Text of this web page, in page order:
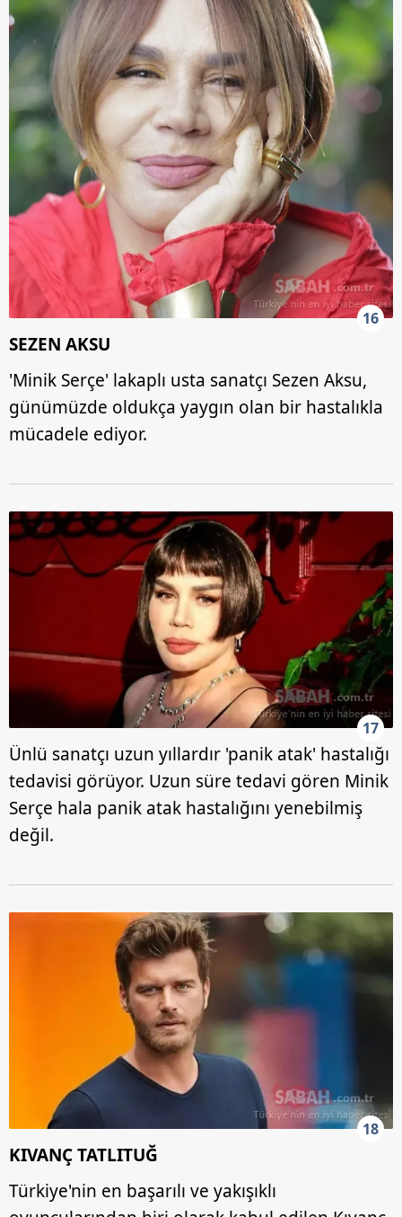
16
SEZEN AKSU
'Minik Serçe' lakaplı usta sanatçı Sezen Aksu,
günümüzde oldukça yaygın olan bir hastalıkla
mücadele ediyor.
17
Ünlü sanatçı uzun yıllardır 'panik atak' hastalığı
tedavisi görüyor. Uzun süre tedavi gören Minik
Serçe hala panik atak hastalığını yenebilmiş
değil.
18
KIVANÇ TATLITUĞ
Türkiye'nin en başarılı ve yakışıklı